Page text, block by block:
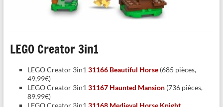
LEGO Creator 3in1
LEGO Creator 3in1 31166 Beautiful Horse(685 pièces,
49,99€)
LEGO Creator 3in1 31167 Haunted Mansion(736 pièces,
89,99€)